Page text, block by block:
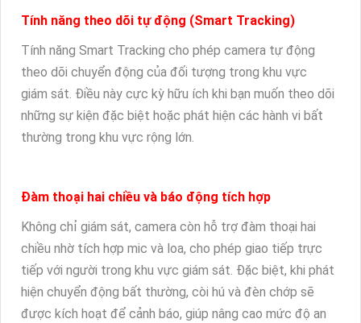
Tính năng theo dõi tự động (Smart Tracking)
Tính năng Smart Tracking cho phép camera tự động
theo dõi chuyển động của đối tượng trong khu vực
giám sát. Điều này cực kỳ hữu ích khi bạn muốn theo dõi
những sự kiện đặc biệt hoặc phát hiện các hành vi bất
thường trong khu vực rộng lớn.
Đàm thoại hai chiều và báo động tích hợp
Không chỉ giám sát, camera còn hỗ trợ đàm thoại hai
chiều nhờ tích hợp mic và loa, cho phép giao tiếp trực
tiếp với người trong khu vực giám sát. Đặc biệt, khi phát
hiện chuyển động bất thường, còi hú và đèn chớp sẽ
được kích hoạt để cảnh báo, giúp nâng cao mức độ an